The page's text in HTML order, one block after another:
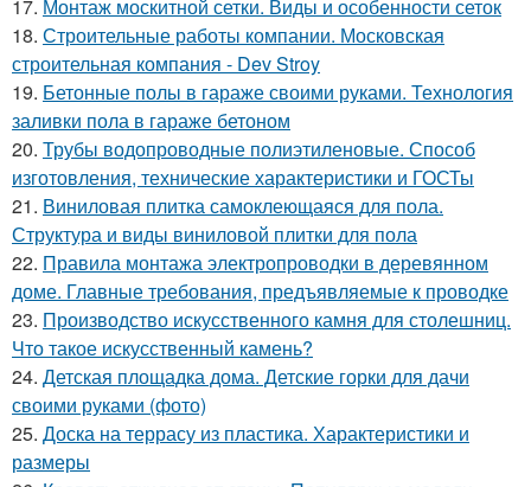
17. Монтаж москитной сетки. Виды и особенности сеток
18. Строительные работы компании. Московская
строительная компания - Dev Stroy
19. Бетонные полы в гараже своими руками. Технология
заливки пола в гараже бетоном
20. Трубы водопроводные полиэтиленовые. Способ
изготовления, технические характеристики и ГОСТы
21. Виниловая плитка самоклеющаяся для пола.
Структура и виды виниловой плитки для пола
22. Правила монтажа электропроводки в деревянном
доме. Главные требования, предъявляемые к проводке
23. Производство искусственного камня для столешниц.
Что такое искусственный камень?
24. Детская площадка дома. Детские горки для дачи
своими руками (фото)
25. Доска на террасу из пластика. Характеристики и
размеры